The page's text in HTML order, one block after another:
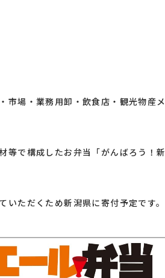
市場・業務用卸・飲食店・観光物産メ
等で構成したお弁当「がんばろう！新
ただくため新潟県に寄付予定です。